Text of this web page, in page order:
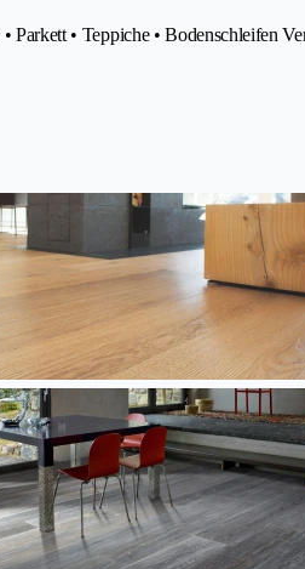
Parkett • Teppiche • Bodenschleifen